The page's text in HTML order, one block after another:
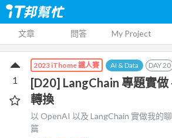
文章 問答 My Project
2023 iThome 鐵人賽 AI & Data DAY20
[D20] LangChain 專題實
轉換
以 OpenAI 以及 LangChain 實做我的
篇
1